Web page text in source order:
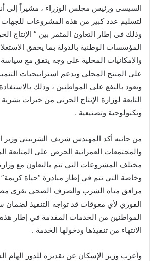
السيسى ورئيس مجلس الوزراء ، مشيراً إلى أنه
لتسليم عدد كبير من هذه المشروعات للجهات
وذلك فى إطار التعاون المثمر بين ” الإنتاج
المؤسسات الوطنية بالدولة بما يحقق
والإمكانيات المحلية على وجه يتفق مع سياسة
على المنتج المحلي ويدعم استراتيجيات
ويعود بالنفع على المواطنين ، وذلك
التابعة لوزارة الإنتاج الحربي من خبرات
وتكنولوجية وتصنيعية .
من جانبه أكد المهندس شريف الشربيني وزير
والمجتمعات العمرانية الحرص على المتابعة
مختلف المشروعات التي تتم بالتعاون مع وزارة
وخاصة التي تتم في إطار مبادرة “حياة
مرافق مياه الشرب والصرف الصحي بقرى
الفوري لأي معوقات قد تواجه التنفيذ لضمان
المواطنين من الخدمات المقدمة في إطار
الانتهاء من تنفيذها ودخولها الخدمة .
وأعرب وزير الإسكان عن تقديره للدور الهام